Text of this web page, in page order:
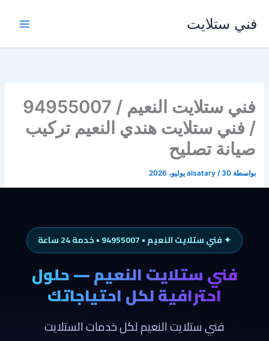
المحتوى
فني ستلايت
فني ستلايت النعيم / 94955007
/ فني ستلايت هندي النعيم تركيب
صيانة تصليح
بواسطة alsatary /30 يوليو، 2026
✦ فني ستلايت النعيم • 94955007 • خدمة 24 ساعة
فني ستلايت النعيم — حلول
احترافية لكل احتياجاتك
فني ستلايت النعيم لكل خدمات الستلايت